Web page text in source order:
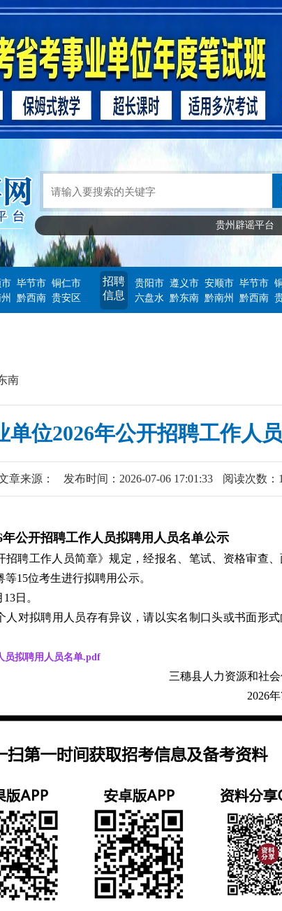
贵州辟谣平台
毕节市 铜仁市
黔西南 贵安区
招聘
信息
贵阳市 遵义市 安顺市 毕节市
六盘水 黔东南 黔南州 黔西南
南
单位2026年公开招聘工作人
章来源： 发布时间：2026-07-06 17:01:33 阅读次数：
年公开招聘工作人员拟聘用人员名单公示
招聘工作人员简章》规定，经报名、笔试、资格审查、
15位考生进行拟聘用公示。
日。
人对拟聘用人员存有异议，请以实名制口头或书面形
员拟聘用人员名单.pdf
三穗县人力资源和社
2026